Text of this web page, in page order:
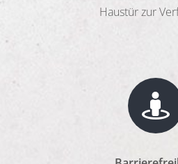
Haustür zur